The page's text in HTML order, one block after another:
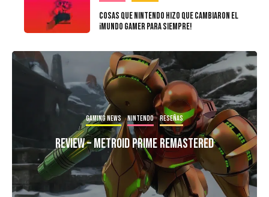
Cosas Que Nintendo Hizo Que Cambiaron El
¡Mundo Gamer Para Siempre!
Gaming news Nintendo Reseñas
Review – Metroid Prime Remastered